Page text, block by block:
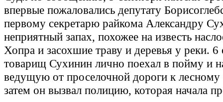
впервые пожаловались депутату
первому секретарю райкома Александру
неприятный запах, похожее на известь
Хопра и засохшие траву и деревья у реки. 6
товарищ Сухинин лично поехал в пойму и
ведущую от проселочной дороги к
затем он вызвал полицию, которая начала